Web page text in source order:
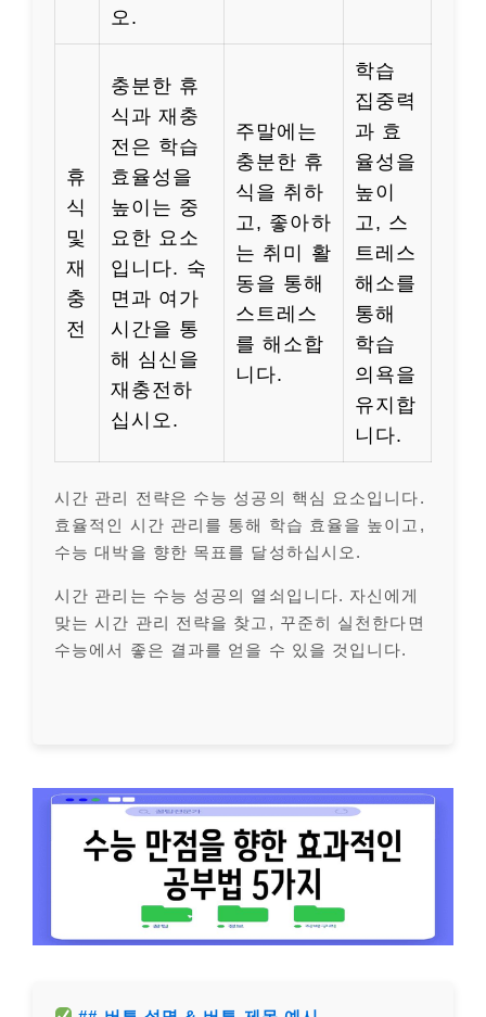
오.
휴
식
및
재
충
전
충분한 휴
식과 재충
전은 학습
효율성을
높이는 중
요한 요소
입니다. 숙
면과 여가
시간을 통
해 심신을
재충전하
십시오.
주말에는
충분한 휴
식을 취하
고, 좋아하
는 취미 활
동을 통해
스트레스
를 해소합
니다.
학습
집중력
과 효
율성을
높이
고, 스
트레스
해소를
통해
학습
의욕을
유지합
니다.
시간 관리 전략은 수능 성공의 핵심 요소입니다.
효율적인 시간 관리를 통해 학습 효율을 높이고,
수능 대박을 향한 목표를 달성하십시오.
시간 관리는 수능 성공의 열쇠입니다. 자신에게
맞는 시간 관리 전략을 찾고, 꾸준히 실천한다면
수능에서 좋은 결과를 얻을 수 있을 것입니다.